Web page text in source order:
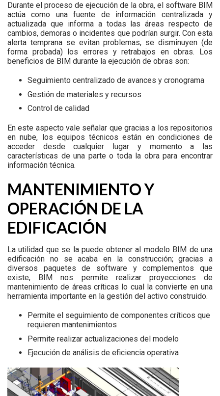
Durante el proceso de ejecución de la obra, el software BIM
actúa como una fuente de información centralizada y
actualizada que informa a todas las áreas respecto de
cambios, demoras o incidentes que podrían surgir. Con esta
alerta temprana se evitan problemas, se disminuyen (de
forma probada) los errores y retrabajos en obras. Los
beneficios de BIM durante la ejecución de obras son:
Seguimiento centralizado de avances y cronograma
Gestión de materiales y recursos
Control de calidad
En este aspecto vale señalar que gracias a los repositorios
en nube, los equipos técnicos están en condiciones de
acceder desde cualquier lugar y momento a las
características de una parte o toda la obra para encontrar
información técnica.
MANTENIMIENTO Y
OPERACIÓN DE LA
EDIFICACIÓN
La utilidad que se la puede obtener al modelo BIM de una
edificación no se acaba en la construcción; gracias a
diversos paquetes de software y complementos que
existe, BIM nos permite realizar proyecciones de
mantenimiento de áreas críticas lo cual la convierte en una
herramienta importante en la gestión del activo construido.
Permite el seguimiento de componentes críticos que
requieren mantenimientos
Permite realizar actualizaciones del modelo
Ejecución de análisis de eficiencia operativa